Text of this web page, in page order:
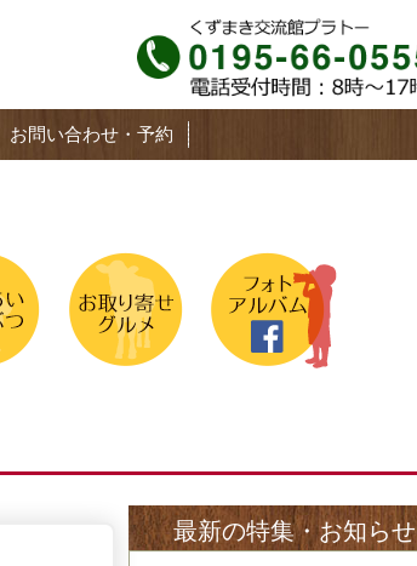
お問い合わせ・予約
最新の特集・お知らせ